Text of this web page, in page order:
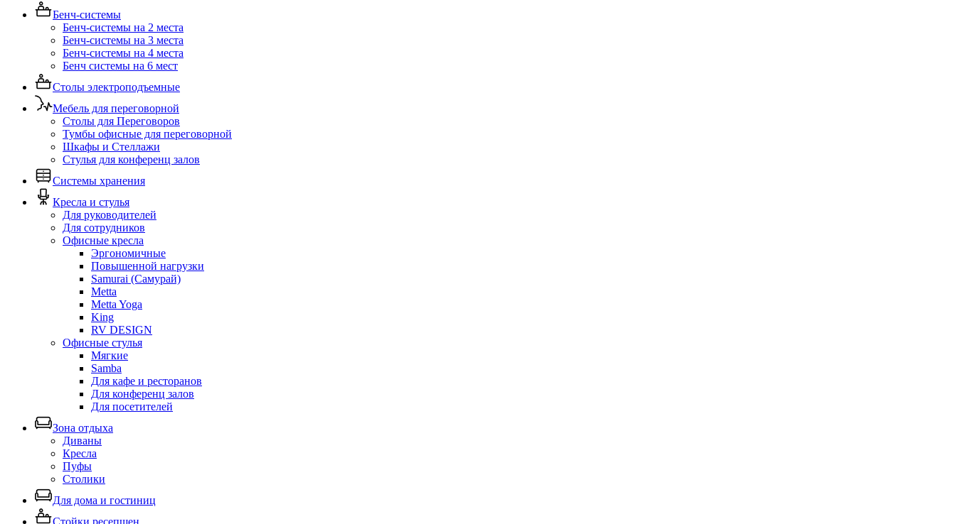
Бенч-системы
Бенч-системы на 2 места
Бенч-системы на 3 места
Бенч-системы на 4 места
Бенч системы на 6 мест
Столы электроподъемные
Мебель для переговорной
Столы для Переговоров
Тумбы офисные для переговорной
Шкафы и Стеллажи
Стулья для конференц залов
Системы хранения
Кресла и стулья
Для руководителей
Для сотрудников
Офисные кресла
Эргономичные
Повышенной нагрузки
Samurai (Самурай)
Metta
Metta Yoga
King
RV DESIGN
Офисные стулья
Мягкие
Samba
Для кафе и ресторанов
Для конференц залов
Для посетителей
Зона отдыха
Диваны
Кресла
Пуфы
Столики
Для дома и гостиниц
Стойки ресепшен